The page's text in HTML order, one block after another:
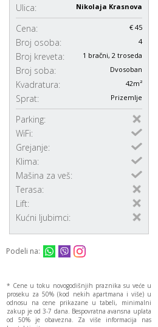
Ulica: Nikolaja Krasnova
Cena: € 45
Broj osoba: 4
Broj kreveta: 1 bračni, 2 troseda
Broj soba: Dvosoban
Kvadratura: 42m²
Sprat: Prizemlje
Parking:
WiFi:
Grejanje:
Klima:
Mašina za veš:
Terasa:
Lift:
Kućni ljubimci:
Podeli na:
* Cene u toku novogodišnjih praznika su veće u
proseku za 50% (kod nekih apartmana i više) u
odnosu na cene prikazane u tabeli, minimalni
zakup je od 3-7 dana. Bespovratna avansna uplata
od 50% je obavezna. Za više informacija nas